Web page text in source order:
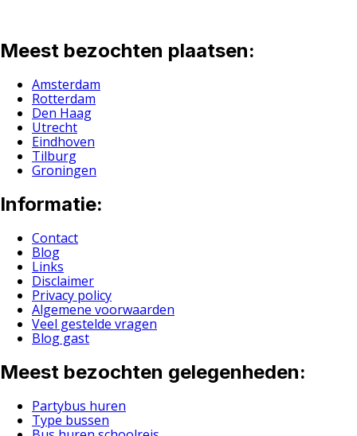
Meest bezochten plaatsen:
Amsterdam
Rotterdam
Den Haag
Utrecht
Eindhoven
Tilburg
Groningen
Informatie:
Contact
Blog
Links
Disclaimer
Privacy policy
Algemene voorwaarden
Veel gestelde vragen
Blog gast
Meest bezochten gelegenheden:
Partybus huren
Type bussen